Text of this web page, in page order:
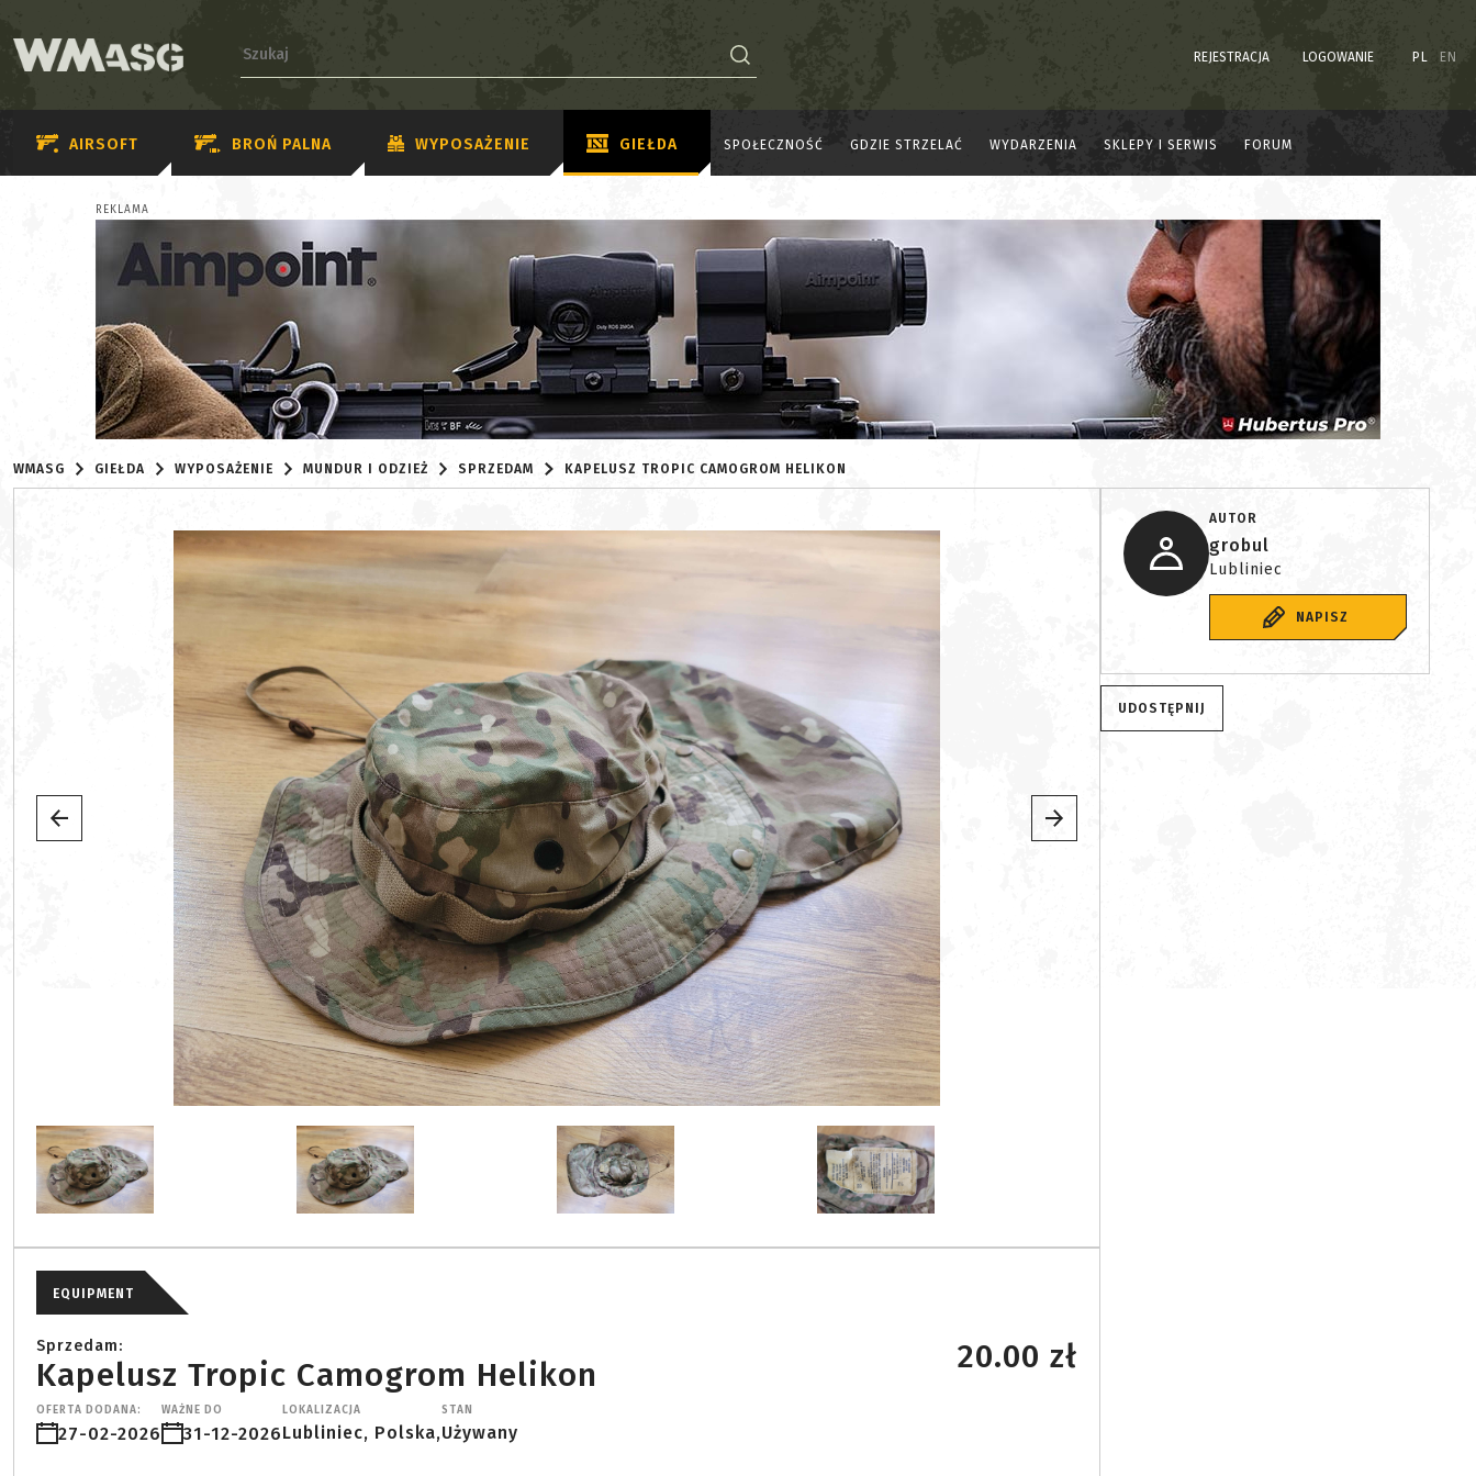
REJESTRACJA LOGOWANIE PL EN
AIRSOFT BROŃ PALNA WYPOSAŻENIE GIEŁDA SPOŁECZNOŚĆ GDZIE STRZELAĆ WYDARZENIA SKLEPY I SERWIS FORUM
REKLAMA
WMASG GIEŁDA WYPOSAŻENIE MUNDUR I ODZIEŻ SPRZEDAM KAPELUSZ TROPIC CAMOGROM HELIKON
EQUIPMENT
Sprzedam:
Kapelusz Tropic Camogrom Helikon
OFERTA DODANA:
27-02-2026
WAŻNE DO
31-12-2026
LOKALIZACJA
Lubliniec, Polska,
STAN
Używany
20.00 zł
AUTOR
grobul
Lubliniec
NAPISZ
UDOSTĘPNIJ